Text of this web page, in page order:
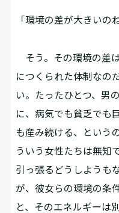
「環境の差が大きいの
そう。その環境の差
につくられた体制なの
い。たったひとつ、男
に、病気でも貧乏でも
も産み続ける、という
ういう女性たちは無知
引っ張るどうしようも
が、彼女らの環境の条
と、そのエネルギーは